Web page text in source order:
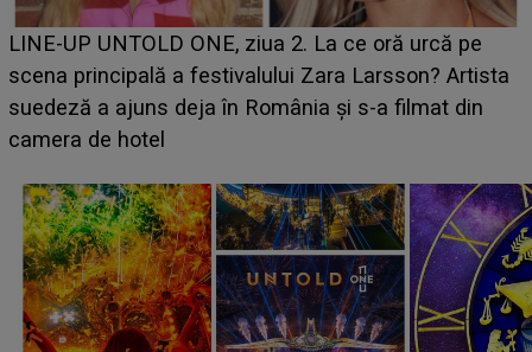
Ce a dezvăluit noua concurentă din "Casa Iubirii" l-a
luat prin surprindere pe Emanuel. CINE ESTE
BĂIATUL VIZAT de Alexandra?! Aflându-se în fața
faptului împlinit, A RECUNOSCUT IMEDIAT: "Am